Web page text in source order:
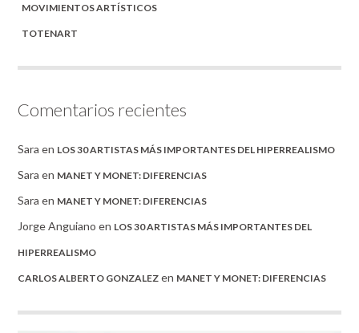
MOVIMIENTOS ARTÍSTICOS
TOTENART
Comentarios recientes
Sara en LOS 30 ARTISTAS MÁS IMPORTANTES DEL HIPERREALISMO
Sara en MANET Y MONET: DIFERENCIAS
Sara en MANET Y MONET: DIFERENCIAS
Jorge Anguiano en LOS 30 ARTISTAS MÁS IMPORTANTES DEL
HIPERREALISMO
CARLOS ALBERTO GONZALEZ en MANET Y MONET: DIFERENCIAS